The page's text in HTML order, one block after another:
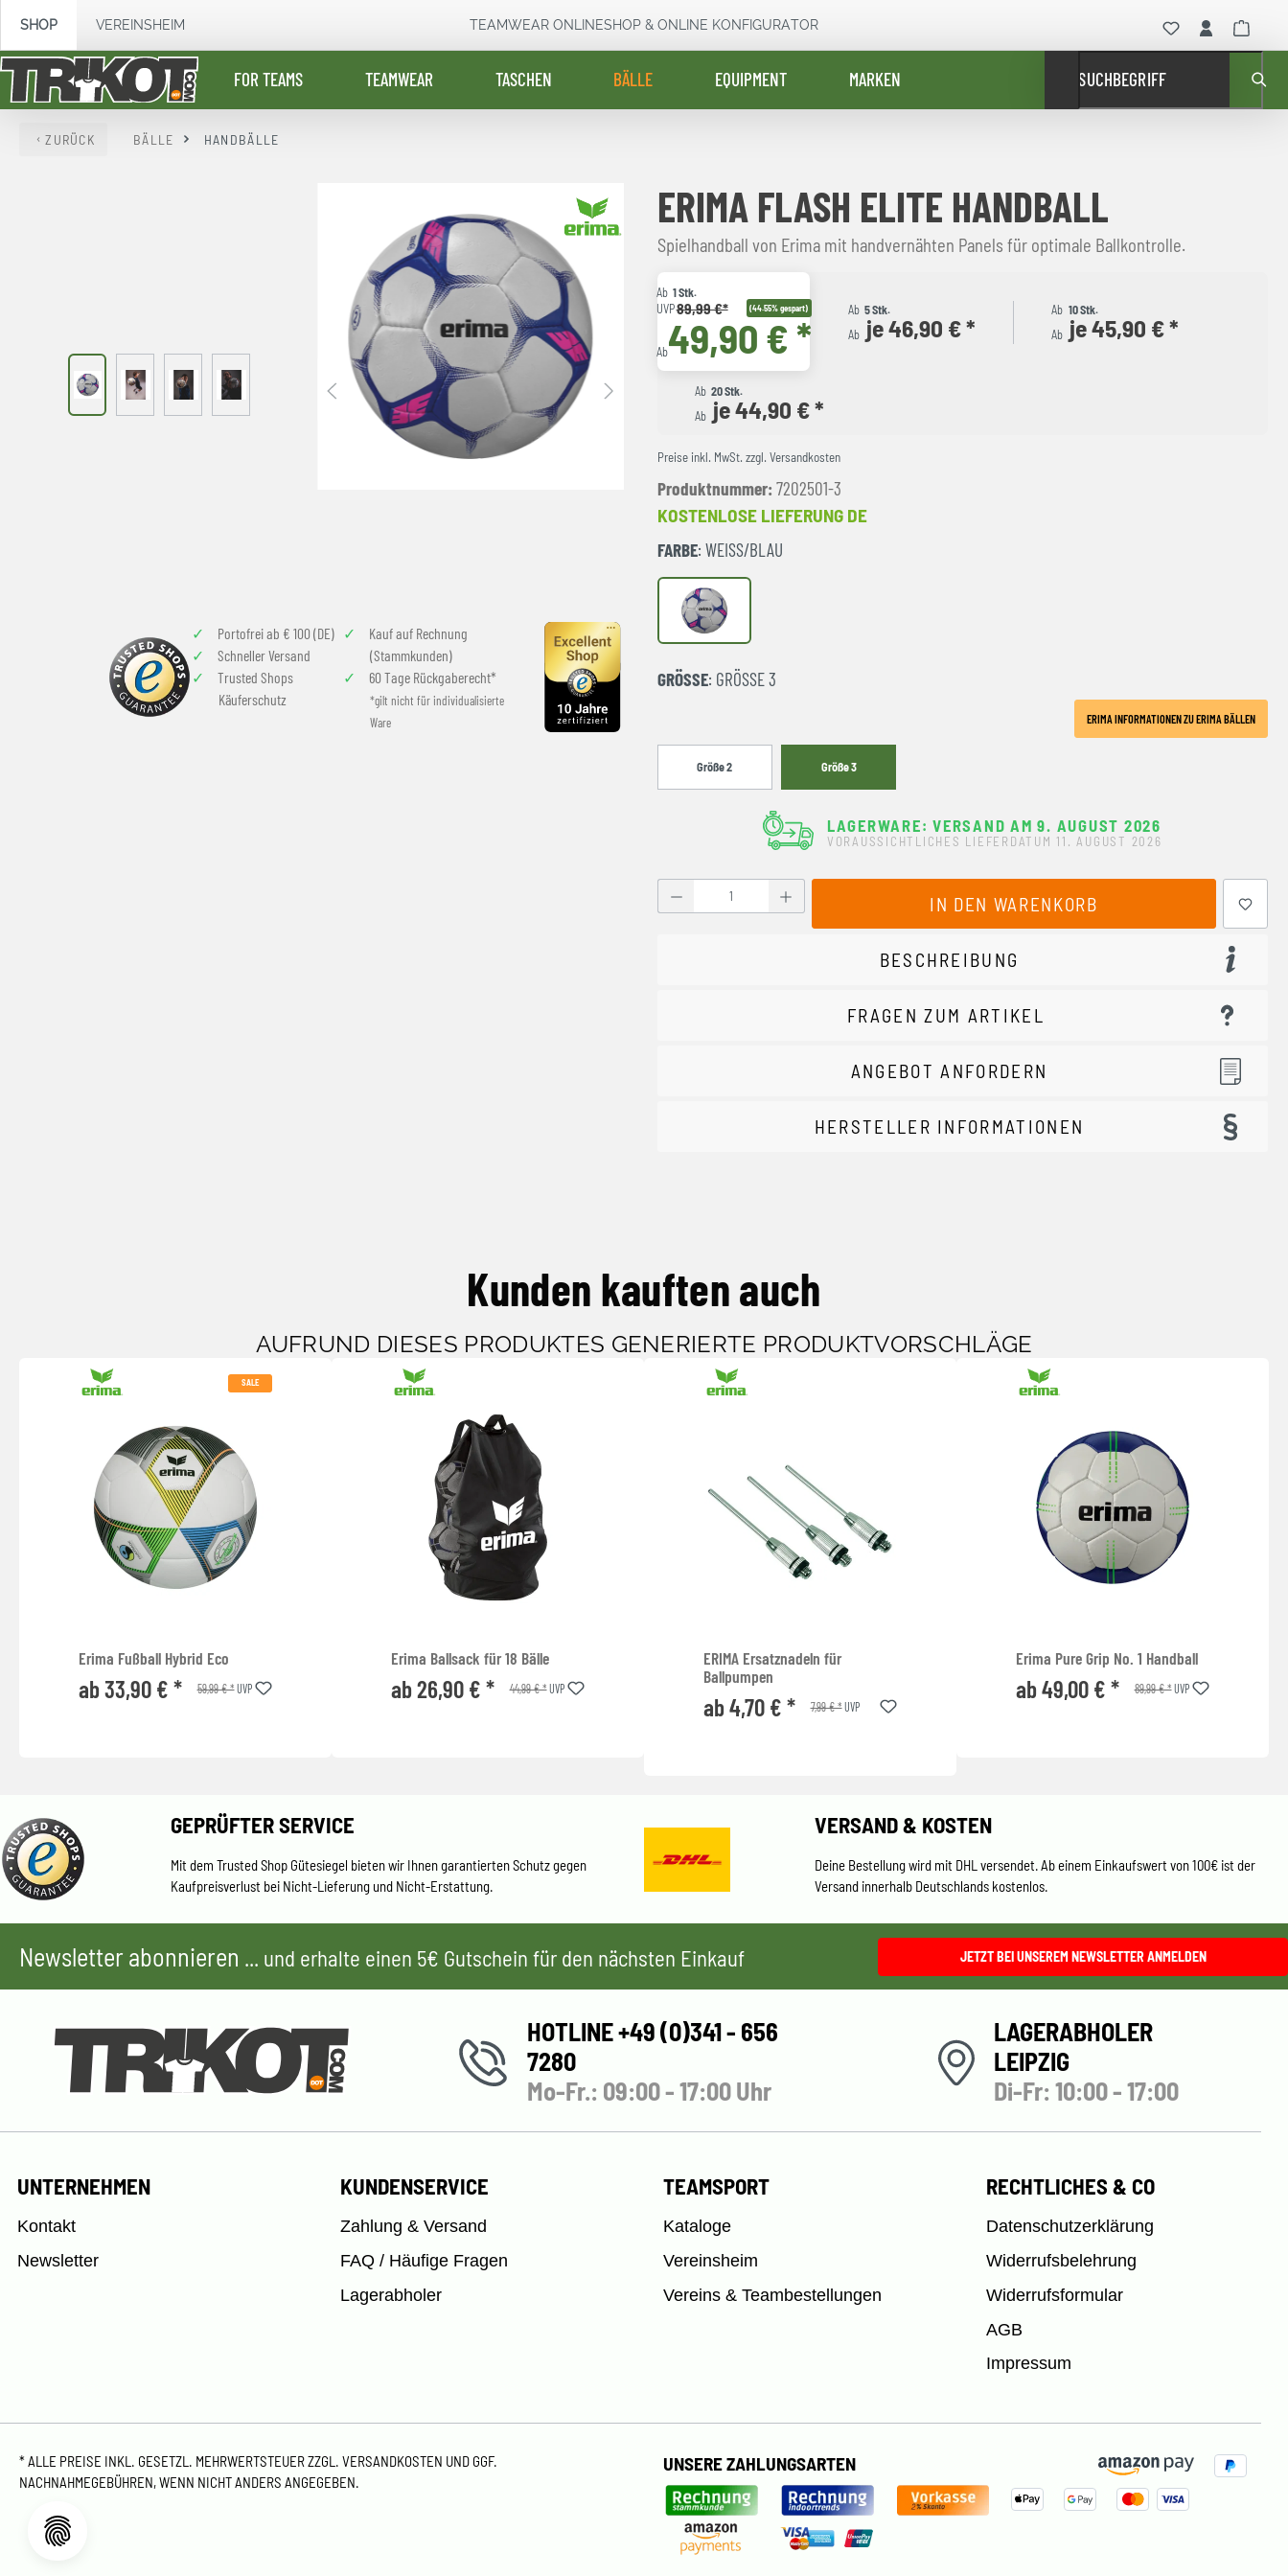
Zur Hauptnavigation springen
SHOP VEREINSHEIM TEAMWEAR ONLINESHOP & ONLINE KONFIGURATOR
FOR TEAMS TEAMWEAR TASCHEN BÄLLE EQUIPMENT MARKEN SUCHBEGRIFF
ZURÜCK BÄLLE HANDBÄLLE
Portofrei ab € 100 (DE)
Schneller Versand
Trusted Shops
Käuferschutz
Kauf auf Rechnung
(Stammkunden)
60 Tage Rückgaberecht*
*gilt nicht für individualisierte
Ware
ERIMA FLASH ELITE HANDBALL
Spielhandball von Erima mit handvernähten Panels für optimale Ballkontrolle.
Ab 1 Stk.
UVP89,99 €* (44.55% gespart)
Ab49,90 € *
Ab 5 Stk.
Ab je 46,90 € *
Ab 10 Stk.
Ab je 45,90 € *
Ab 20 Stk.
Ab je 44,90 € *
Preise inkl. MwSt. zzgl. Versandkosten
Produktnummer: 7202501-3
KOSTENLOSE LIEFERUNG DE
FARBE: WEISS/BLAU
weiß/blau
GRÖSSE : GRÖSSE 3
ERIMA INFORMATIONEN ZU ERIMA BÄLLEN
Größe 2 Größe 3
LAGERWARE: VERSAND AM 9. AUGUST 2026
VORAUSSICHTLICHES LIEFERDATUM 11. AUGUST 2026
Produkt Anzahl: Gib den gewünschten Wert ein oder benutze die Schaltflächen
IN DEN WARENKORB
BESCHREIBUNG
FRAGEN ZUM ARTIKEL
ANGEBOT ANFORDERN
HERSTELLER INFORMATIONEN
Kunden kauften auch
AUFRUND DIESES PRODUKTES GENERIERTE PRODUKTVORSCHLÄGE
SALE
Erima Fußball Hybrid Eco
ab 33,90 € * 59,99 € *UVP
Erima Ballsack für 18 Bälle
ab 26,90 € * 44,99 € *UVP
ERIMA Ersatznadeln für
Ballpumpen
ab 4,70 € * 7,99 € *UVP
Erima Pure Grip No. 1 Handball
ab 49,00 € * 89,99 € *UVP
GEPRÜFTER SERVICE
Mit dem Trusted Shop Gütesiegel bieten wir Ihnen garantierten Schutz gegen
Kaufpreisverlust bei Nicht-Lieferung und Nicht-Erstattung.
VERSAND & KOSTEN
Deine Bestellung wird mit DHL versendet. Ab einem Einkaufswert von 100€ ist der
Versand innerhalb Deutschlands kostenlos.
Newsletter abonnieren ... und erhalte einen 5€ Gutschein für den nächsten Einkauf JETZT BEI UNSEREM NEWSLETTER ANMELDEN
HOTLINE +49 (0)341 - 656
7280
Mo-Fr.: 09:00 - 17:00 Uhr
LAGERABHOLER
LEIPZIG
Di-Fr: 10:00 - 17:00
UNTERNEHMEN
Kontakt
Newsletter
KUNDENSERVICE
Zahlung & Versand
FAQ / Häufige Fragen
Lagerabholer
TEAMSPORT
Kataloge
Vereinsheim
Vereins & Teambestellungen
RECHTLICHES & CO
Datenschutzerklärung
Widerrufsbelehrung
Widerrufsformular
AGB
Impressum
* ALLE PREISE INKL. GESETZL. MEHRWERTSTEUER ZZGL. VERSANDKOSTEN UND GGF.
NACHNAHMEGEBÜHREN, WENN NICHT ANDERS ANGEGEBEN.
UNSERE ZAHLUNGSARTEN